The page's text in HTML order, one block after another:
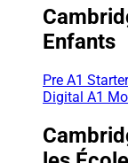
Enfants
Pre A1
Digital A1